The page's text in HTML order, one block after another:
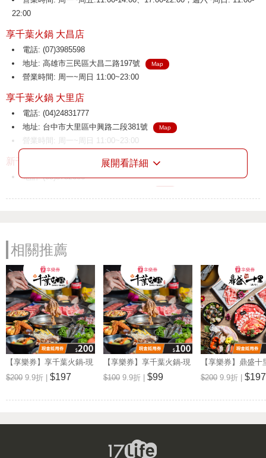
22:00
享千葉火鍋 大昌店
電話: (07)3985598
地址: 高雄市三民區大昌二路197號
Map
營業時間: 周一~周日 11:00~23:00
享千葉火鍋 大里店
電話: (04)24831777
地址: 台中市大里區中興路二段381號
Map
營業時間: 周一~周日 11:00~23:00
新千葉火鍋 介壽店
電話: (03)3752666
地址: 雲林縣斗六市民生南路182號
營業時間: 周一~周日 11:00~23:00
新千葉火鍋 西門店
電話: (02)23317288
地址: 台北市萬華區峨眉街52號7F
Map
營業時間: 週一至週日: 11:00~23:00
千葉火鍋 台東尊爵館
電話: (089)333890
地址: 台東市博愛路432號
Map
地址: 屏東市太原路17-1號
Map
展開看詳細
相關推薦
【享樂券】享千葉火鍋-現
金抵用券200元(一次型)
$200 9.9折 | $197
【享樂券】享千葉火鍋-現
金抵用券100元(一次型)
$100 9.9折 | $99
【享樂券】鼎盛十
抵用券200元(一次
$200 9.9折 | $197